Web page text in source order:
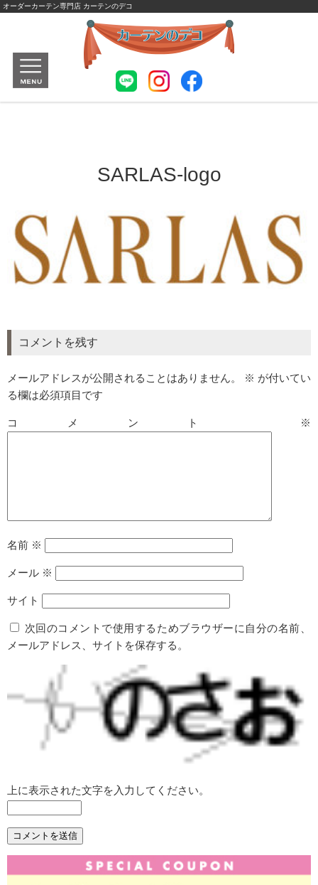
オーダーカーテン専門店 カーテンのデコ
SARLAS-logo
コメントを残す
メールアドレスが公開されることはありません。 ※ が付いてい
る欄は必須項目です
コメント ※
名前 ※
メール ※
サイト
次回のコメントで使用するためブラウザーに自分の名前、
メールアドレス、サイトを保存する。
上に表示された文字を入力してください。